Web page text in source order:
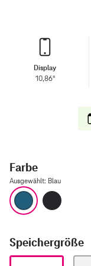
Display
10,86"
Farbe
Ausgewählt: Blau
Blau
Speichergröße